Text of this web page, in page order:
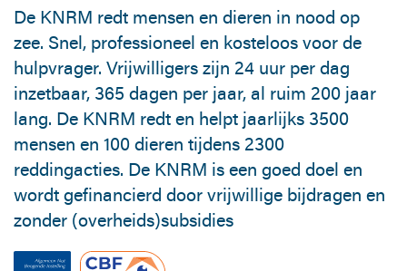
De KNRM redt mensen en dieren in nood op
zee. Snel, professioneel en kosteloos voor de
hulpvrager. Vrijwilligers zijn 24 uur per dag
inzetbaar, 365 dagen per jaar, al ruim 200 jaar
lang. De KNRM redt en helpt jaarlijks 3500
mensen en 100 dieren tijdens 2300
reddingacties. De KNRM is een goed doel en
wordt gefinancierd door vrijwillige bijdragen en
zonder (overheids)subsidies